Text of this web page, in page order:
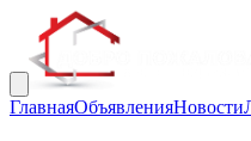
ГлавнаяОбъявленияНовости